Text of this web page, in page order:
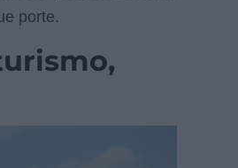
porte.